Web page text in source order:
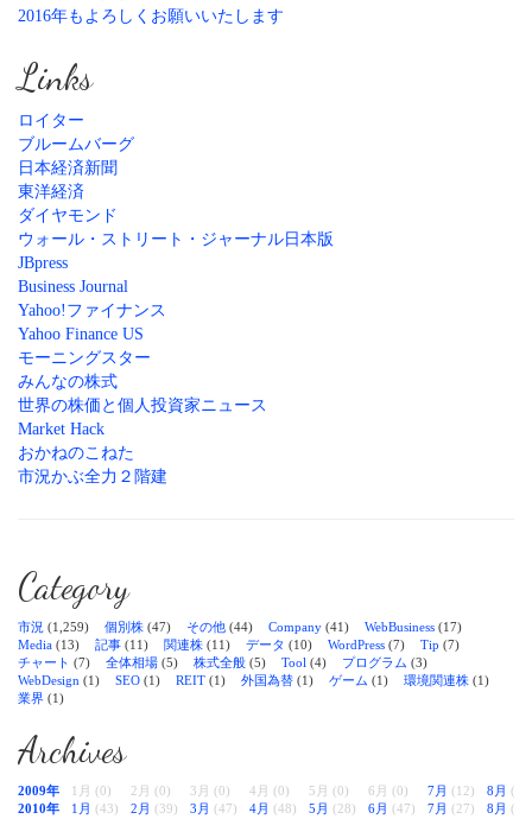
2016年もよろしくお願いいたします
Links
ロイター
ブルームバーグ
日本経済新聞
東洋経済
ダイヤモンド
ウォール・ストリート・ジャーナル日本版
JBpress
Business Journal
Yahoo!ファイナンス
Yahoo Finance US
モーニングスター
みんなの株式
世界の株価と個人投資家ニュース
Market Hack
おかねのこねた
市況かぶ全力２階建
Category
市況 (1,259) 個別株 (47) その他 (44) Company (41) WebBusiness (17)
Media (13) 記事 (11) 関連株 (11) データ (10) WordPress (7) Tip (7)
チャート (7) 全体相場 (5) 株式全般 (5) Tool (4) プログラム (3)
WebDesign (1) SEO (1) REIT (1) 外国為替 (1) ゲーム (1) 環境関連株 (1)
業界 (1)
Archives
2009年 1月 (0) 2月 (0) 3月 (0) 4月 (0) 5月 (0) 6月 (0) 7月 (12) 8月
2010年
1月 (43) 2月 (39) 3月 (47) 4月 (48) 5月 (28) 6月 (47) 7月 (27) 8月